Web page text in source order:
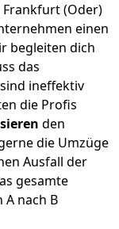
(Oder)
einen
begleiten dich
das
ineffektiv
die Profis
den
die Umzüge
Ausfall der
gesamte
nach B